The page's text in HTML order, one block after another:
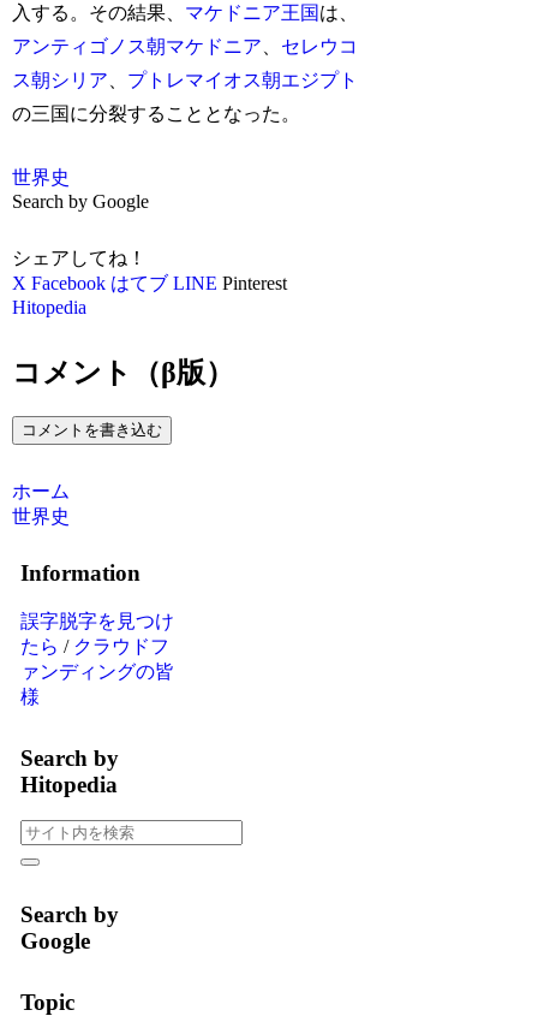
入する。その結果、 マケドニア王国は、
アンティゴノス朝マケドニア
セレウコ
ス朝シリア
プトレマイオス朝エジプト
の三国に分裂することとなった。
世界史
Search by Google
シェアしてね！
X Facebook はてブ LINE Pinterest
Hitopedia
コメント（β版）
コメントを書き込む
ホーム
世界史
Information
誤字脱字を見つけ
たら / クラウドフ
ァンディングの皆
様
Search by
Hitopedia
Search by
Google
Topic